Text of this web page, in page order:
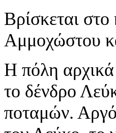
Βρίσκεται
Αμμοχώστου
Η πόλη
το δένδρο
ποταμών.